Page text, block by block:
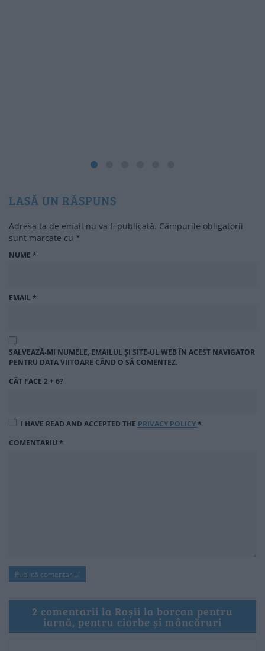
LASĂ UN RĂSPUNS
Adresa ta de email nu va fi publicată. Câmpurile obligatorii
sunt marcate cu *
NUME *
EMAIL*
SALVEAZĂ-MI NUMELE, EMAILUL ȘI SITE-UL WEB ÎN ACEST NAVIGATOR
PENTRU DATA VIITOARE CÂND O SĂ COMENTEZ.
CÂT FACE 2 + 6?
I HAVE READ AND ACCEPTED THE PRIVACY POLICY*
COMENTARIU *
2 comentarii la Roșii la borcan pentru
iarnă, pentru ciorbe și mâncăruri